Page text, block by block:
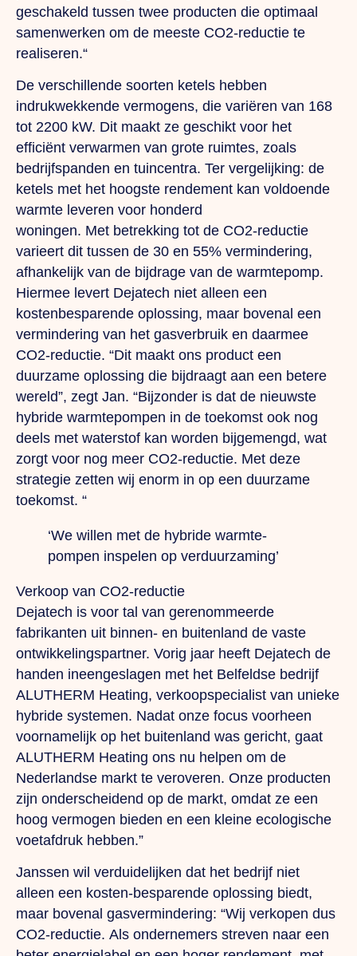
geschakeld tussen twee producten die optimaal
samenwerken om de meeste CO2-reductie te
realiseren.“
De verschillende soorten ketels hebben
indrukwekkende vermogens, die variëren van 168
tot 2200 kW. Dit maakt ze geschikt voor het
efficiënt verwarmen van grote ruimtes, zoals
bedrijfspanden en tuincentra. Ter vergelijking: de
ketels met het hoogste rendement kan voldoende
warmte leveren voor honderd
woningen. Met betrekking tot de CO2-reductie
varieert dit tussen de 30 en 55% vermindering,
afhankelijk van de bijdrage van de warmtepomp.
Hiermee levert Dejatech niet alleen een
kostenbesparende oplossing, maar bovenal een
vermindering van het gasverbruik en daarmee
CO2-reductie. “Dit maakt ons product een
duurzame oplossing die bijdraagt aan een betere
wereld”, zegt Jan. “Bijzonder is dat de nieuwste
hybride warmtepompen in de toekomst ook nog
deels met waterstof kan worden bijgemengd, wat
zorgt voor nog meer CO2-reductie. Met deze
strategie zetten wij enorm in op een duurzame
toekomst. “
‘We willen met de hybride warmte-
pompen inspelen op verduurzaming’
Verkoop van CO2-reductie
Dejatech is voor tal van gerenommeerde
fabrikanten uit binnen- en buitenland de vaste
ontwikkelingspartner. Vorig jaar heeft Dejatech de
handen ineengeslagen met het Belfeldse bedrijf
ALUTHERM Heating, verkoopspecialist van unieke
hybride systemen. Nadat onze focus voorheen
voornamelijk op het buitenland was gericht, gaat
ALUTHERM Heating ons nu helpen om de
Nederlandse markt te veroveren. Onze producten
zijn onderscheidend op de markt, omdat ze een
hoog vermogen bieden en een kleine ecologische
voetafdruk hebben.”
Janssen wil verduidelijken dat het bedrijf niet
alleen een kosten-besparende oplossing biedt,
maar bovenal gasvermindering: “Wij verkopen dus
CO2-reductie. Als ondernemers streven naar een